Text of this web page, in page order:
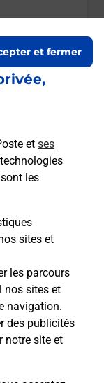
et ses
les
sites et
les parcours
nos sites et
navigation.
des publicités
notre site et
et fermer
à 09h00